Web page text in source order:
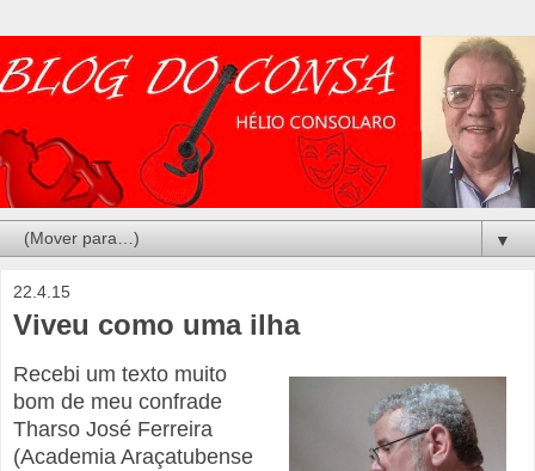
▼
22.4.15
Viveu como uma ilha
Recebi um texto muito
bom de meu confrade
Tharso José Ferreira
(Academia Araçatubense